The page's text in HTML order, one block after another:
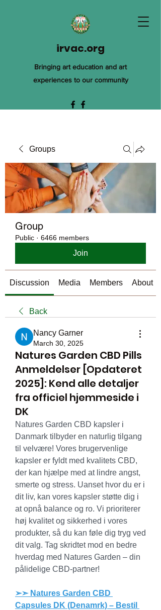
irvac.org
Bringing art education and art
experiences to our community
Groups
Group
Public · 6466 members
Join
Discussion Media Members About
Back
Nancy Garner
March 30, 2025
Natures Garden CBD Pills
Anmeldelser [Opdateret
2025]: Kend alle detaljer
fra officiel hjemmeside i
DK
Natures Garden CBD kapsler i
Danmark tilbyder en naturlig tilgang
til velvære! Vores brugervenlige
kapsler er fyldt med kvalitets CBD,
der kan hjælpe med at lindre angst,
smerte og stress. Uanset hvor du er i
dit liv, kan vores kapsler støtte dig i
at opnå balance og ro. Vi prioriterer
høj kvalitet og sikkerhed i vores
produkter, så du kan føle dig tryg ved
dit valg. Tag skridtet mod en bedre
hverdag med Natures Garden – din
pålidelige CBD-partner!
➢➣ Natures Garden CBD
Capsules DK (Denamrk) – Bestil